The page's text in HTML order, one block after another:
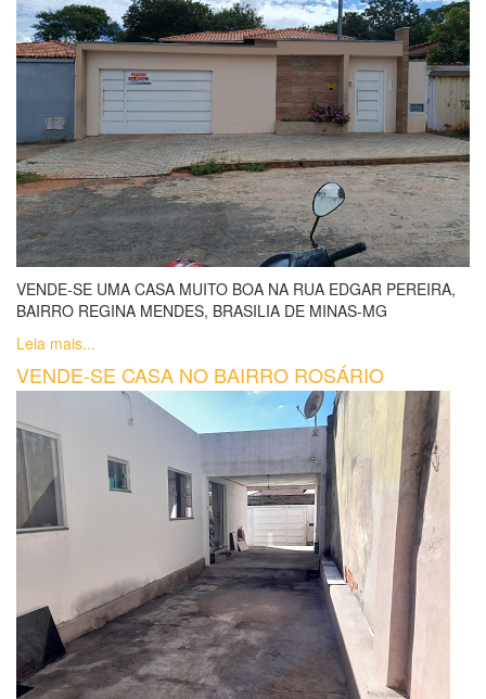
VENDE-SE UMA CASA MUITO BOA NA RUA EDGAR PEREIRA,
BAIRRO REGINA MENDES, BRASILIA DE MINAS-MG
Leia mais...
VENDE-SE CASA NO BAIRRO ROSÁRIO